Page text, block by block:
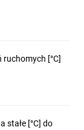
[°C]
stałe [°C] do